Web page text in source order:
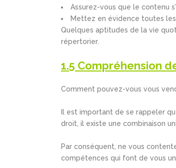
Assurez-vous que le contenu
Mettez en évidence toutes
Quelques aptitudes de la vie
répertorier.
1.5 Compréhension
Comment pouvez-vous vous
Il est important de se rappeler
droit, il existe une combinaison
Par conséquent, ne vous
compétences qui font de vous